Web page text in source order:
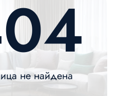
не найдена